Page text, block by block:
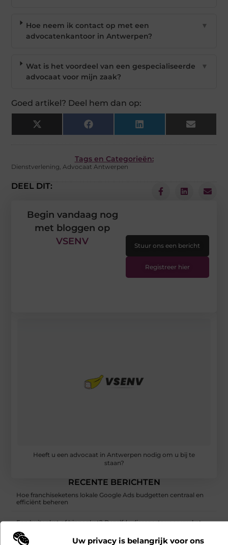
Uw privacy is belangrijk voor ons
Hoe neem ik contact op met een
advocatenkantoor in Antwerpen?
▼
Wat is het voordeel van een gespecialiseerde
advocaat voor mijn zaak?
▼
Goed artikel? Deel hem dan op:
X
(Twitter)
Facebook LinkedIn Email
Tags en Categorieën:
Dienstverlening,Advocaat Antwerpen
DEEL DIT:
Heeft u een advocaat in Antwerpen nodig om u bij te
staan?
RECENTE BERICHTEN
Hoe franchiseketens lokale Google Ads budgetten centraal en
efficiënt beheren
Een buitenkat of binnenkat? Dezelfde dierenarts voor uw kat
Samen scheiden zonder strijd: zo houd je overzicht in een
Begin vandaag nog
met bloggen op
VSENV
Stuur ons een bericht
Registreer hier